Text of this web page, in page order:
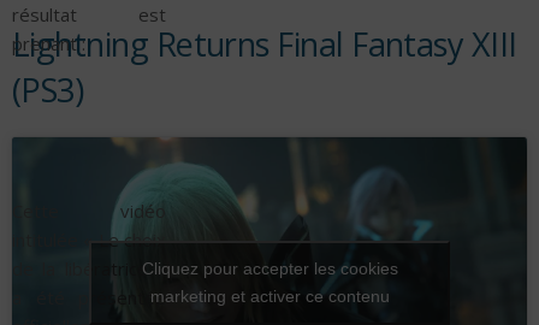
résultat est
prenant :
Lightning Returns Final Fantasy XIII
(PS3)
Cette vidéo
intitulée « Le choix
de la libératrice »
a été présentée
Cliquez pour accepter les cookies
marketing et activer ce contenu